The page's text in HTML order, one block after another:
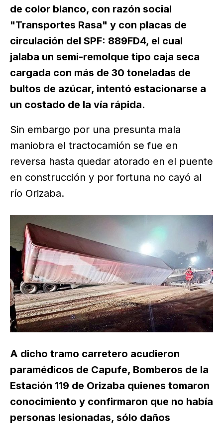
de color blanco, con razón social
"Transportes Rasa" y con placas de
circulación del SPF: 889FD4, el cual
jalaba un semi-remolque tipo caja seca
cargada con más de 30 toneladas de
bultos de azúcar, intentó estacionarse a
un costado de la vía rápida.
Sin embargo por una presunta mala
maniobra el tractocamión se fue en
reversa hasta quedar atorado en el puente
en construcción y por fortuna no cayó al
río Orizaba.
A dicho tramo carretero acudieron
paramédicos de Capufe, Bomberos de la
Estación 119 de Orizaba quienes tomaron
conocimiento y confirmaron que no había
personas lesionadas, sólo daños